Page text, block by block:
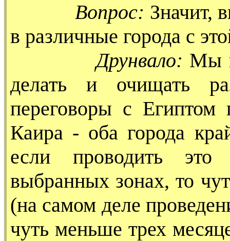
Вопрос: Значит,
в различные города с
Друнвало: Мы
делать и очищать
переговоры с
Каира - оба города
если проводить это
выбранных зонах, то
(на самом деле
чуть меньше трех